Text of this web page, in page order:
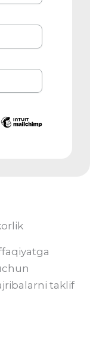
taklif